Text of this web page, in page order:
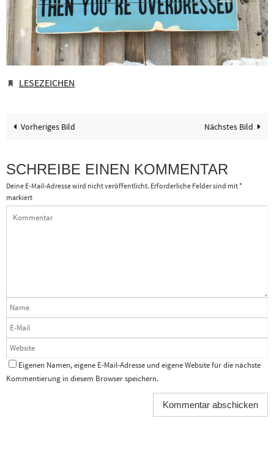
LESEZEICHEN.
Vorheriges Bild Nächstes Bild
SCHREIBE EINEN KOMMENTAR
Deine E-Mail-Adresse wird nicht veröffentlicht. Erforderliche Felder sind mit*
markiert
Eigenen Namen, eigene E-Mail-Adresse und eigene Website für die nächste
Kommentierung in diesem Browser speichern.